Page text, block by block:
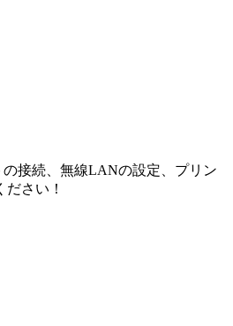
接続、無線LANの設定、プリン
さい！